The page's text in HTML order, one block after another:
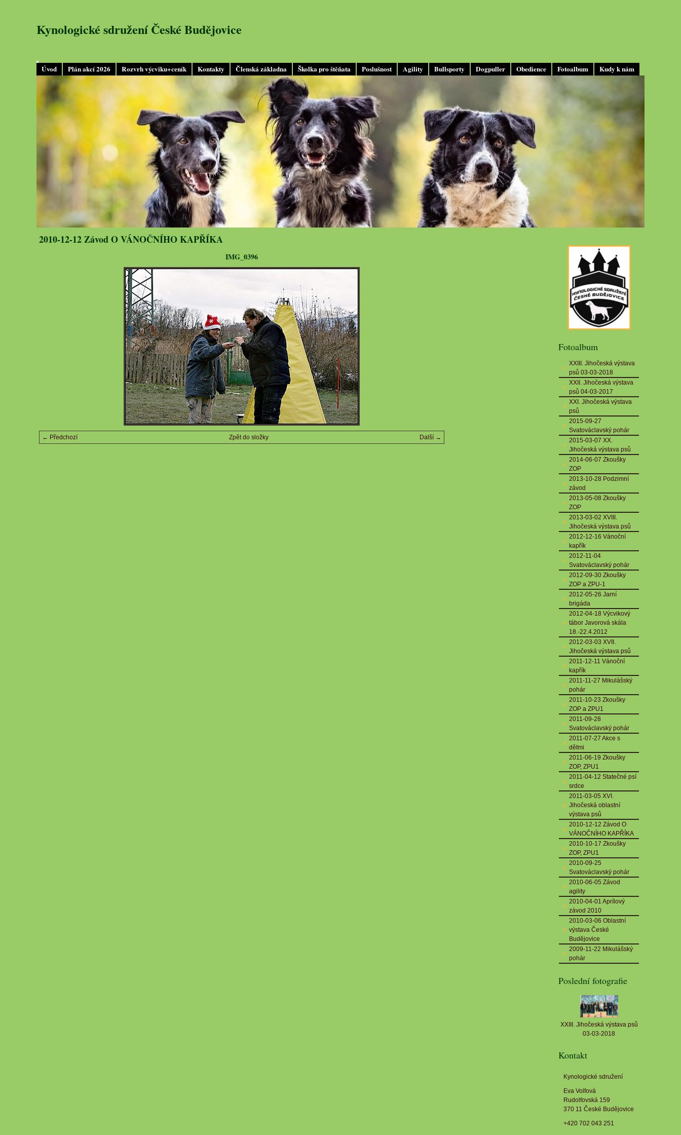
Úvod Plán akcí 2026 Rozvrh výcviku+ceník Kontakty Členská základna Školka pro štěňata Poslušnost Agility Bullsporty Dogpuller Obedience Fotoalbum Kudy k nám
Kynologické sdružení České Budějovice
2010-12-12 Závod O VÁNOČNÍHO KAPŘÍKA
IMG_0396
← Předchozí Další →
Zpět do složky
Fotoalbum
XXIII. Jihočeská výstava
psů 03-03-2018
XXII. Jihočeská výstava
psů 04-03-2017
XXI. Jihočeská výstava
psů
2015-09-27
Svatováclavský pohár
2015-03-07 XX.
Jihočeská výstava psů
2014-06-07 Zkoušky
ZOP
2013-10-28 Podzimní
závod
2013-05-08 Zkoušky
ZOP
2013-03-02 XVIII.
Jihočeská výstava psů
2012-12-16 Vánoční
kapřík
2012-11-04
Svatováclavský pohár
2012-09-30 Zkoušky
ZOP a ZPU-1
2012-05-26 Jarní
brigáda
2012-04-18 Výcvikový
tábor Javorová skála
18.-22.4.2012
2012-03-03 XVII.
Jihočeská výstava psů
2011-12-11 Vánoční
kapřík
2011-11-27 Mikulášský
pohár
2011-10-23 Zkoušky
ZOP a ZPU1
2011-09-28
Svatováclavský pohár
2011-07-27 Akce s
dětmi
2011-06-19 Zkoušky
ZOP, ZPU1
2011-04-12 Statečné psí
srdce
2011-03-05 XVI.
Jihočeská oblastní
výstava psů
2010-12-12 Závod O
VÁNOČNÍHO KAPŘÍKA
2010-10-17 Zkoušky
ZOP, ZPU1
2010-09-25
Svatováclavský pohár
2010-06-05 Závod
agility
2010-04-01 Aprílový
závod 2010
2010-03-06 Oblastní
výstava České
Budějovice
2009-11-22 Mikulášský
pohár
Poslední fotografie
XXIII. Jihočeská výstava psů
03-03-2018
Kontakt
Kynologické sdružení
Eva Volfová
Rudolfovská 159
370 11 České Budějovice
+420 702 043 251